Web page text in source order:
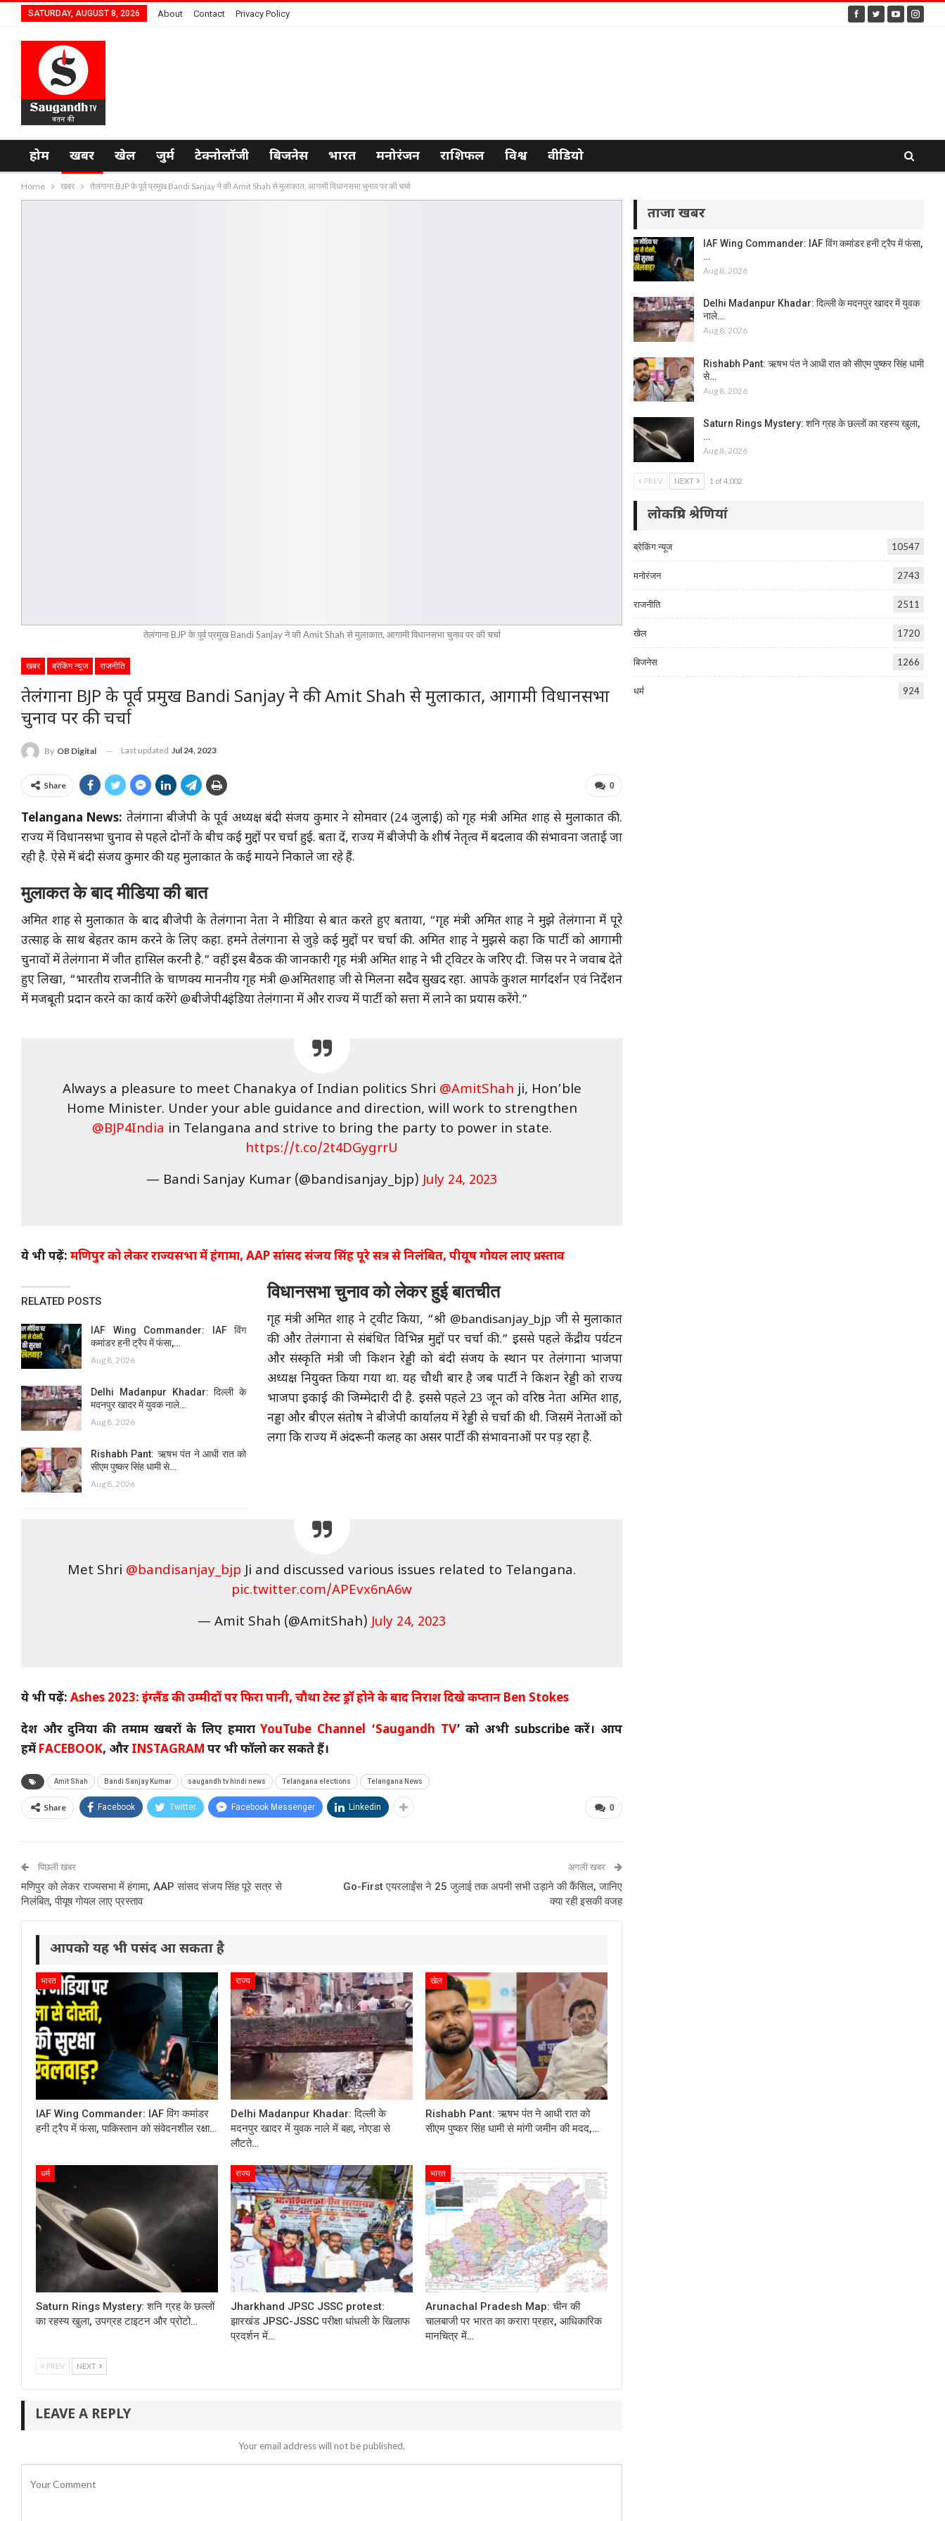
SATURDAY, AUGUST 8, 2026 About Contact Privacy Policy
होम खबर खेल जुर्म टेक्नोलॉजी बिजनेस भारत मनोरंजन राशिफल विश्व वीडियो
Home खबर तेलंगाना BJP के पूर्व प्रमुख Bandi Sanjay ने की Amit Shah से मुलाकात, आगामी विधानसभा चुनाव पर की चर्चा
तेलंगाना BJP के पूर्व प्रमुख Bandi Sanjay ने की Amit Shah से मुलाकात, आगामी विधानसभा चुनाव पर की चर्चा
खबर ब्रेकिंग न्यूज राजनीति
तेलंगाना BJP के पूर्व प्रमुख Bandi Sanjay ने की Amit Shah से मुलाकात, आगामी विधानसभा
चुनाव पर की चर्चा
By OB Digital Last updated Jul 24, 2023
0
Share
Telangana News: तेलंगाना बीजेपी के पूर्व अध्यक्ष बंदी संजय कुमार ने सोमवार (24 जुलाई) को गृह मंत्री अमित शाह से मुलाकात की.
राज्य में विधानसभा चुनाव से पहले दोनों के बीच कई मुद्दों पर चर्चा हुई. बता दें, राज्य में बीजेपी के शीर्ष नेतृत्व में बदलाव की संभावना जताई जा
रही है. ऐसे में बंदी संजय कुमार की यह मुलाकात के कई मायने निकाले जा रहे हैं.
मुलाकत के बाद मीडिया की बात
अमित शाह से मुलाकात के बाद बीजेपी के तेलंगाना नेता ने मीडिया से बात करते हुए बताया, “गृह मंत्री अमित शाह ने मुझे तेलंगाना में पूरे
उत्साह के साथ बेहतर काम करने के लिए कहा. हमने तेलंगाना से जुड़े कई मुद्दों पर चर्चा की. अमित शाह ने मुझसे कहा कि पार्टी को आगामी
चुनावों में तेलंगाना में जीत हासिल करनी है.” वहीं इस बैठक की जानकारी गृह मंत्री अमित शाह ने भी ट्विटर के जरिए दी. जिस पर ने जवाब देते
हुए लिखा, “भारतीय राजनीति के चाणक्य माननीय गृह मंत्री @अमितशाह जी से मिलना सदैव सुखद रहा. आपके कुशल मार्गदर्शन एवं निर्देशन
में मजबूती प्रदान करने का कार्य करेंगे @बीजेपी4इंडिया तेलंगाना में और राज्य में पार्टी को सत्ता में लाने का प्रयास करेंगे.”
Always a pleasure to meet Chanakya of Indian politics Shri @AmitShah ji, Hon’ble
Home Minister. Under your able guidance and direction, will work to strengthen
@BJP4India in Telangana and strive to bring the party to power in state.
https://t.co/2t4DGygrrU
— Bandi Sanjay Kumar (@bandisanjay_bjp)July 24, 2023
ये भी पढ़ें: मणिपुर को लेकर राज्यसभा में हंगामा, AAP सांसद संजय सिंह पूरे सत्र से निलंबित, पीयूष गोयल लाए प्रस्ताव
RELATED POSTS
IAF Wing Commander: IAF विंग
कमांडर हनी ट्रैप में फंसा,…
Aug 8, 2026
Delhi Madanpur Khadar: दिल्ली के
मदनपुर खादर में युवक नाले…
Aug 8, 2026
Rishabh Pant: ऋषभ पंत ने आधी रात को
सीएम पुष्कर सिंह धामी से…
Aug 8, 2026
विधानसभा चुनाव को लेकर हुई बातचीत
गृह मंत्री अमित शाह ने ट्वीट किया, “श्री @bandisanjay_bjp जी से मुलाकात
की और तेलंगाना से संबंधित विभिन्न मुद्दों पर चर्चा की.” इससे पहले केंद्रीय पर्यटन
और संस्कृति मंत्री जी किशन रेड्डी को बंदी संजय के स्थान पर तेलंगाना भाजपा
अध्यक्ष नियुक्त किया गया था. यह चौथी बार है जब पार्टी ने किशन रेड्डी को राज्य
भाजपा इकाई की जिम्मेदारी दी है. इससे पहले 23 जून को वरिष्ठ नेता अमित शाह,
नड्डा और बीएल संतोष ने बीजेपी कार्यालय में रेड्डी से चर्चा की थी. जिसमें नेताओं को
लगा कि राज्य में अंदरूनी कलह का असर पार्टी की संभावनाओं पर पड़ रहा है.
Met Shri @bandisanjay_bjp Ji and discussed various issues related to Telangana.
pic.twitter.com/APEvx6nA6w
— Amit Shah (@AmitShah)July 24, 2023
ये भी पढ़ें: Ashes 2023: इंग्लैंड की उम्मीदों पर फिरा पानी, चौथा टेस्ट ड्रॉ होने के बाद निराश दिखे कप्तान Ben Stokes
देश और दुनिया की तमाम खबरों के लिए हमाराYouTube Channel ‘Saugandh TV’ को अभी subscribe करें। आप
हमें FACEBOOK, और INSTAGRAM पर भी फॉलो कर सकते हैं।
Amit Shah Bandi Sanjay Kumar saugandh tv hindi news Telangana elections Telangana News
0
Share Facebook Twitter Facebook Messenger Linkedin
पिछली खबर
मणिपुर को लेकर राज्यसभा में हंगामा, AAP सांसद संजय सिंह पूरे सत्र से
निलंबित, पीयूष गोयल लाए प्रस्ताव
अगली खबर
Go-First एयरलाईंस ने 25 जुलाई तक अपनी सभी उड़ाने की कैंसिल, जानिए
क्या रही इसकी वजह
आपको यह भी पसंद आ सकता है
भारत
IAF Wing Commander: IAF विंग कमांडर
हनी ट्रैप में फंसा, पाकिस्तान को संवेदनशील रक्षा…
राज्य
Delhi Madanpur Khadar: दिल्ली के
मदनपुर खादर में युवक नाले में बहा, नोएडा से
लौटते…
खेल
Rishabh Pant: ऋषभ पंत ने आधी रात को
सीएम पुष्कर सिंह धामी से मांगी जमीन की मदद,…
धर्म
Saturn Rings Mystery: शनि ग्रह के छल्लों
का रहस्य खुला, उपग्रह टाइटन और प्रोटो…
राज्य
Jharkhand JPSC JSSC protest:
झारखंड JPSC-JSSC परीक्षा धांधली के खिलाफ
प्रदर्शन में…
भारत
Arunachal Pradesh Map: चीन की
चालबाजी पर भारत का करारा प्रहार, आधिकारिक
मानचित्र में…
PREV NEXT
LEAVE A REPLY
Your email address will not be published.
ताजा खबर
IAF Wing Commander: IAF विंग कमांडर हनी ट्रैप में फंसा,
…
Aug 8, 2026
Delhi Madanpur Khadar: दिल्ली के मदनपुर खादर में युवक
नाले…
Aug 8, 2026
Rishabh Pant: ऋषभ पंत ने आधी रात को सीएम पुष्कर सिंह धामी
से…
Aug 8, 2026
Saturn Rings Mystery: शनि ग्रह के छल्लों का रहस्य खुला,
…
Aug 8, 2026
PREV NEXT 1 of 4,002
लोकप्रिय श्रेणियां
ब्रेकिंग न्यूज 10547
मनोरंजन 2743
राजनीति 2511
खेल 1720
बिजनेस 1266
धर्म 924